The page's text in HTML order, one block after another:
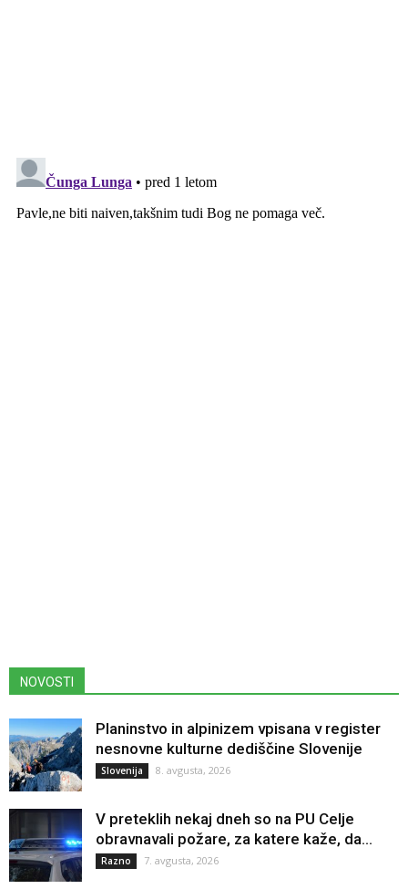
NOVOSTI
Planinstvo in alpinizem vpisana v register
nesnovne kulturne dediščine Slovenije
Slovenija 8. avgusta, 2026
V preteklih nekaj dneh so na PU Celje
obravnavali požare, za katere kaže, da...
Razno 7. avgusta, 2026